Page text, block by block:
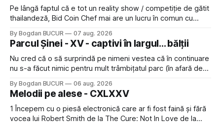
Pe lângă faptul că e tot un reality show / competiție de gătit
thailandeză, Bid Coin Chef mai are un lucru în comun cu
lăsat rece la prima vedere, după care m-a făcut să mă
îndrăgostesc de el. Nu mi-a plăcut faptul
By Bogdan BUCUR 07 aug. 2026
Parcul Șinei - XV - captivi în largul... bălții
Nu cred că o să surprindă pe nimeni vestea că în continuare
nu s-a făcut nimic pentru mult trâmbițatul parc (în afară de
timp pui și latră prin gard la lumea care trece prin zonă). Am
avut, în schimb, o belea
By Bogdan BUCUR 06 aug. 2026
Melodii pe alese - CXLXXV
1 Începem cu o piesă electronică care ar fi fost faină și fără
vocea lui Robert Smith de la The Cure: Not In Love de la